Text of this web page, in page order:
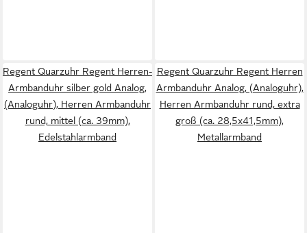
Regent Quarzuhr Regent Herren-
Armbanduhr silber gold Analog,
(Analoguhr), Herren Armbanduhr
rund, mittel (ca. 39mm),
Edelstahlarmband
Regent Quarzuhr Regent Herren
Armbanduhr Analog, (Analoguhr),
Herren Armbanduhr rund, extra
groß (ca. 28,5x41,5mm),
Metallarmband